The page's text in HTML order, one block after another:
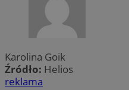
Karolina Goik
Źródło: Helios
reklama